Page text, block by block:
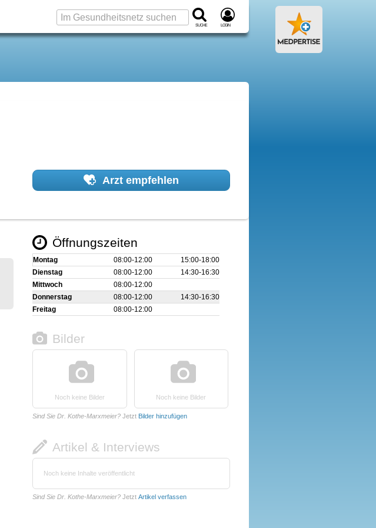
Suche Login
Arzt empfehlen
Öffnungszeiten
Montag 08:00‑12:00
15:00‑18:00
Dienstag
08:00‑12:00
14:30‑16:30
Mittwoch
08:00‑12:00
Donnerstag
08:00‑12:00
14:30‑16:30
Freitag
08:00‑12:00
Bilder
Noch keine Bilder Noch keine Bilder
Sind Sie Dr. Kothe-Marxmeier? Jetzt Bilder hinzufügen
Artikel & Interviews
Noch keine Inhalte veröffentlicht
Sind Sie Dr. Kothe-Marxmeier? Jetzt Artikel verfassen